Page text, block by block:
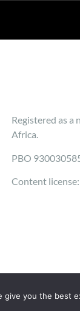
Registered as
Africa.
PBO
Content
give you the best